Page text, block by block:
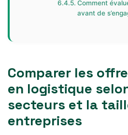
Comment
avant de
Comparer les
en logistique
secteurs et la
entreprises